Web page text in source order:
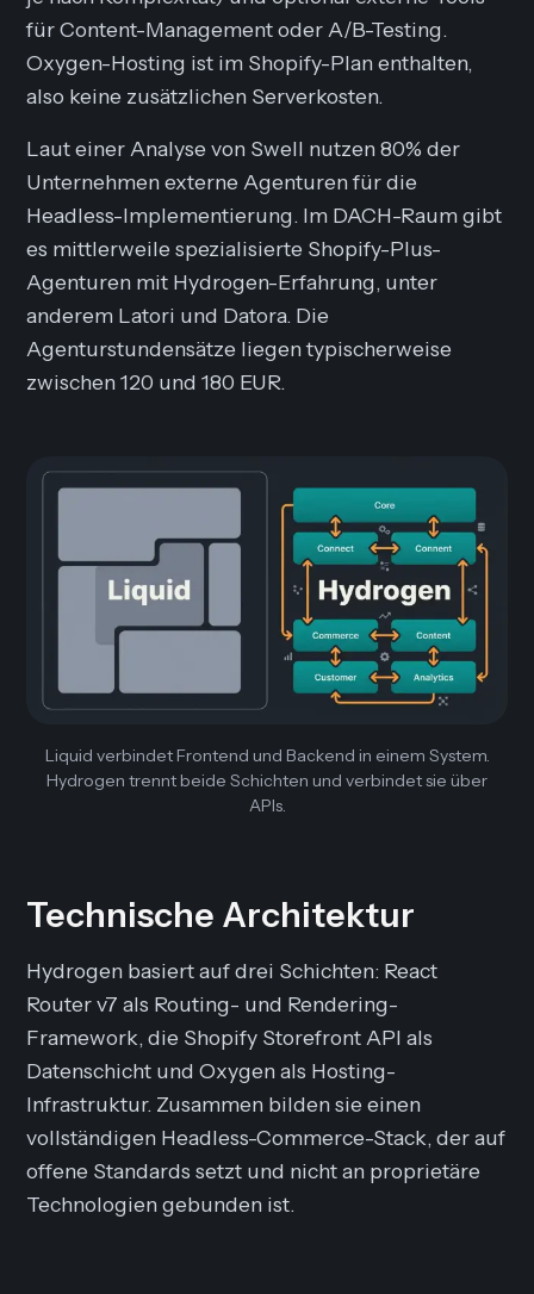
für Content-Management oder A/B-Testing.
Oxygen-Hosting ist im Shopify-Plan enthalten,
also keine zusätzlichen Serverkosten.
Laut einer Analyse von Swell nutzen 80% der
Unternehmen externe Agenturen für die
Headless-Implementierung. Im DACH-Raum gibt
es mittlerweile spezialisierte Shopify-Plus-
Agenturen mit Hydrogen-Erfahrung, unter
anderem Latori und Datora. Die
Agenturstundensätze liegen typischerweise
zwischen 120 und 180 EUR.
Liquid verbindet Frontend und Backend in einem System.
Hydrogen trennt beide Schichten und verbindet sie über
APIs.
Technische Architektur
Hydrogen basiert auf drei Schichten: React
Router v7 als Routing- und Rendering-
Framework, die Shopify Storefront API als
Datenschicht und Oxygen als Hosting-
Infrastruktur. Zusammen bilden sie einen
vollständigen Headless-Commerce-Stack, der auf
offene Standards setzt und nicht an proprietäre
Technologien gebunden ist.